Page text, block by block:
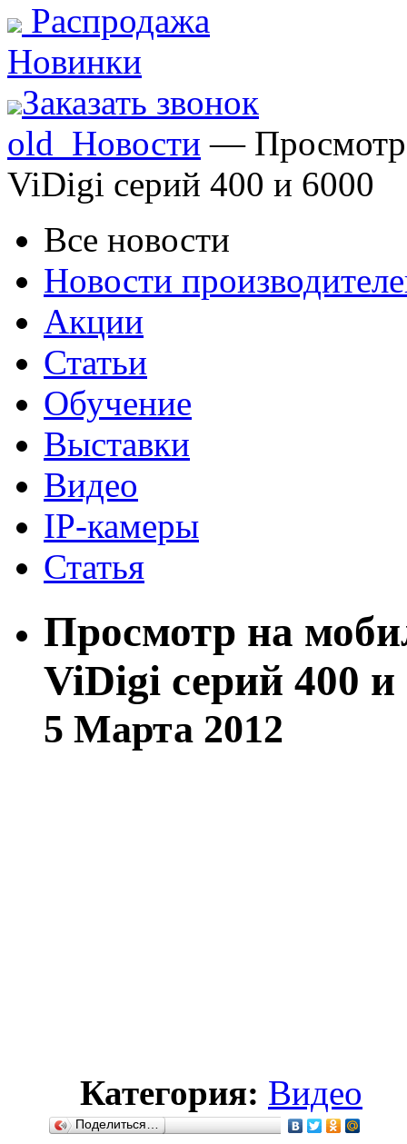
Распродажа
Новинки
Заказать звонок
old_Новости — Просмотр
ViDigi серий 400 и 6000
Все новости
Новости
Акции
Статьи
Обучение
Выставки
Видео
IP-камеры
Статья
Просмотр на
ViDigi серий 400 и
5 Марта 2012
Категория: Видео
Поделиться…